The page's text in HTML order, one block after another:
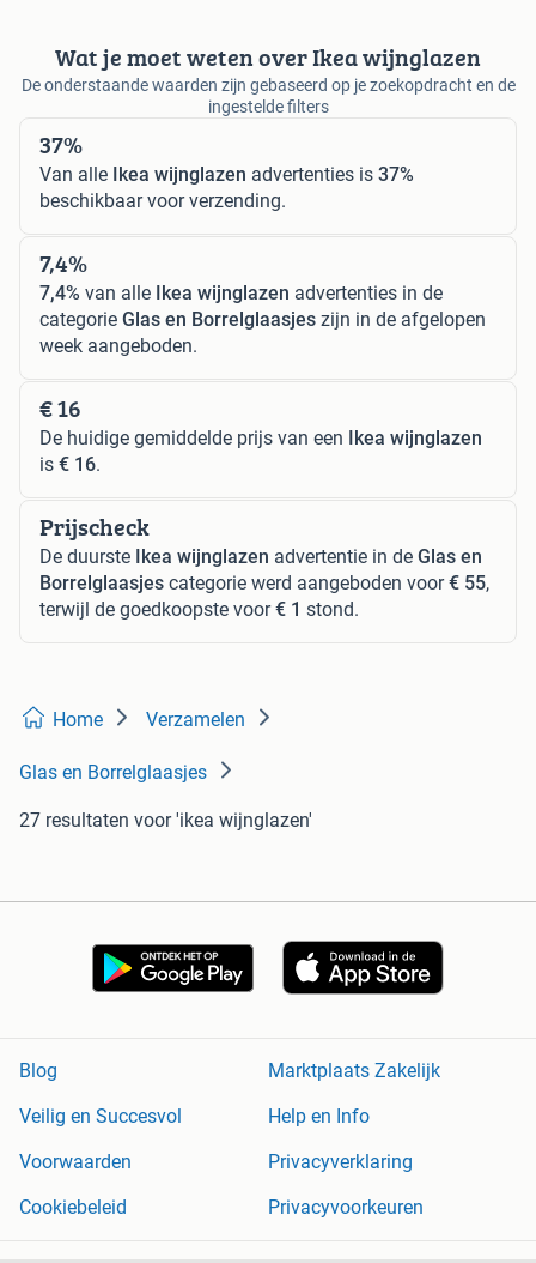
Wat je moet weten over Ikea wijnglazen
De onderstaande waarden zijn gebaseerd op je zoekopdracht en de
ingestelde filters
37%
Van alle Ikea wijnglazen advertenties is 37%
beschikbaar voor verzending.
7,4%
7,4% van alle Ikea wijnglazen advertenties in de
categorie Glas en Borrelglaasjes zijn in de afgelopen
week aangeboden.
€ 16
De huidige gemiddelde prijs van een Ikea wijnglazen
is € 16.
Prijscheck
De duurste Ikea wijnglazen advertentie in de Glas en
Borrelglaasjes categorie werd aangeboden voor€ 55,
terwijl de goedkoopste voor€ 1 stond.
Home Verzamelen
Glas en Borrelglaasjes
27 resultaten voor 'ikea wijnglazen'
Blog
Marktplaats Zakelijk
Veilig en Succesvol
Help en Info
Voorwaarden
Privacyverklaring
Cookiebeleid
Privacyvoorkeuren